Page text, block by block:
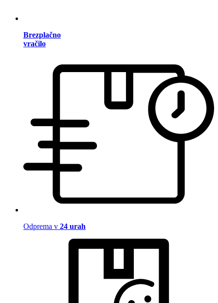
Brezplačno
vračilo
Odprema v 24 urah